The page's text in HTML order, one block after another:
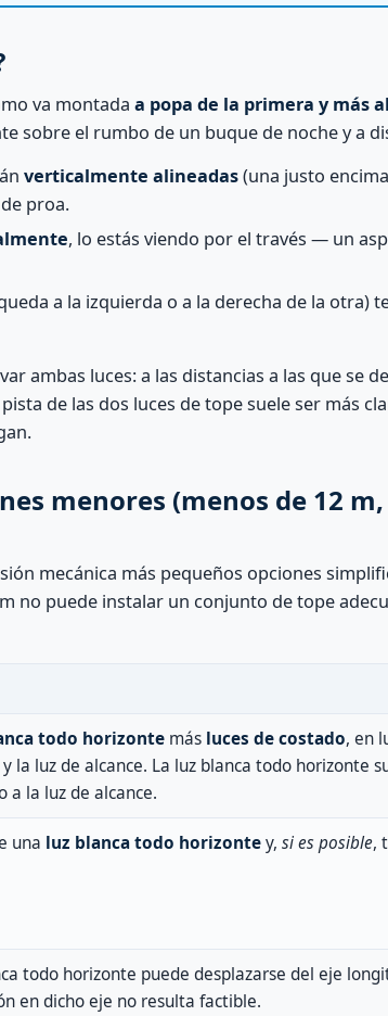
va montada a popa de la primera y más
sobre el rumbo de un buque de noche y a
verticalmente alineadas(una justo
proa.
, lo estás viendo por el través — un
a la izquierda o a la derecha de la otra)
ambas luces: a las distancias a las que se
de las dos luces de tope suele ser más
menores (menos de 12
mecánica más pequeños opciones
no puede instalar un conjunto de tope
todo horizonte más luces de costado, en
la luz de alcance. La luz blanca todo horizonte
a la luz de alcance.
una luz blanca todo horizontey, si es posible,
todo horizonte puede desplazarse del eje
en dicho eje no resulta factible.